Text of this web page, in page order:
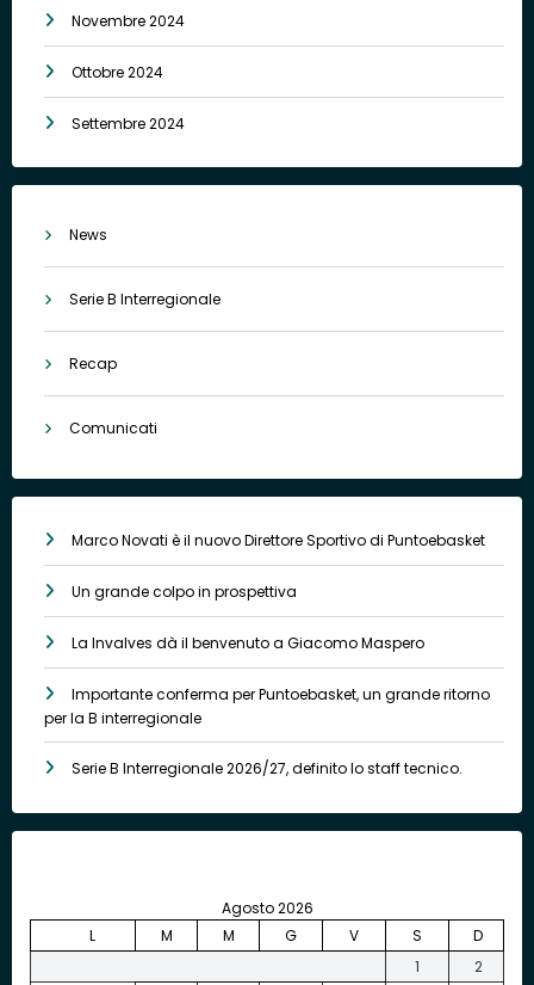
Novembre 2024
Ottobre 2024
Settembre 2024
News
Serie B Interregionale
Recap
Comunicati
Marco Novati è il nuovo Direttore Sportivo di Puntoebasket
Un grande colpo in prospettiva
La Invalves dà il benvenuto a Giacomo Maspero
Importante conferma per Puntoebasket, un grande ritorno
per la B interregionale
Serie B Interregionale 2026/27, definito lo staff tecnico.
Agosto 2026
L
M M G V S
D
1
2